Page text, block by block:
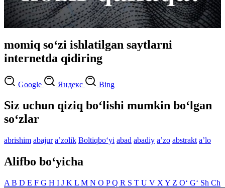
momiq so‘zi ishlatilgan saytlarni
internetda qidiring
Google Яндекс Bing
Siz uchun qiziq bo‘lishi mumkin bo‘lgan
so‘zlar
abrishim abajur aʼzolik Boltiqbo‘yi abad abadiy aʼzo abstrakt aʼlo
Alifbo bo‘yicha
A B D E F G H I J K L M N O PQ R S T U V X Y Z O‘ G‘ Sh Ch